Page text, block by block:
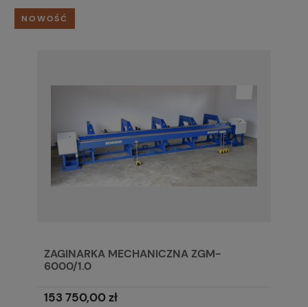
ZAGINARKA MECHANICZNA ZGM-
6000/1.0
153 750,00 zł
NOWOŚĆ